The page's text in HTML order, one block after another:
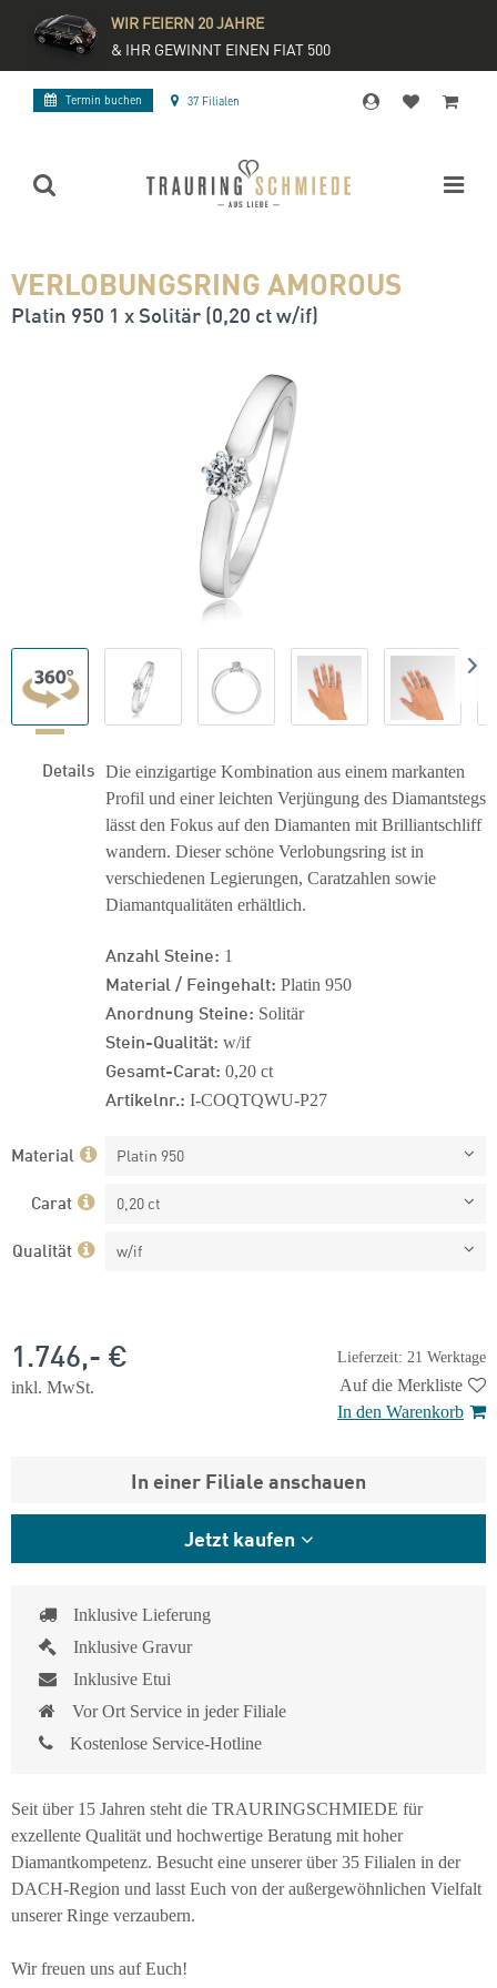
WIR FEIERN 20 JAHRE
& IHR GEWINNT EINEN FIAT 500
Termin buchen 37 Filialen
VERLOBUNGSRING AMOROUS
Platin 950 1 x Solitär (0,20 ct w/if)
Details Die einzigartige Kombination aus einem markanten
Profil und einer leichten Verjüngung des Diamantstegs
lässt den Fokus auf den Diamanten mit Brilliantschliff
wandern. Dieser schöne Verlobungsring ist in
verschiedenen Legierungen, Caratzahlen sowie
Diamantqualitäten erhältlich.
Anzahl Steine: 1
Material / Feingehalt: Platin 950
Anordnung Steine: Solitär
Stein-Qualität: w/if
Gesamt-Carat: 0,20 ct
Artikelnr.: I-COQTQWU-P27
Material Platin 950
Carat 0,20 ct
Qualität w/if
Lieferzeit: 21 Werktage
1.746,- €
inkl. MwSt.
Auf die Merkliste
In den Warenkorb
In einer Filiale anschauen
Jetzt kaufen
Inklusive Lieferung
Inklusive Gravur
Inklusive Etui
Vor Ort Service in jeder Filiale
Kostenlose Service-Hotline
Seit über 15 Jahren steht die TRAURINGSCHMIEDE für
exzellente Qualität und hochwertige Beratung mit hoher
Diamantkompetenz. Besucht eine unserer über 35 Filialen in der
DACH-Region und lasst Euch von der außergewöhnlichen Vielfalt
unserer Ringe verzaubern.
Wir freuen uns auf Euch!